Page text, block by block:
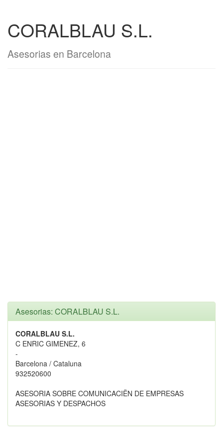
CORALBLAU S.L.
Asesorias en Barcelona
Asesorias: CORALBLAU S.L.
CORALBLAU S.L.
C ENRIC GIMENEZ, 6
-
Barcelona / Cataluna
932520600
ASESORIA SOBRE COMUNICACIËN DE EMPRESAS
ASESORIAS Y DESPACHOS